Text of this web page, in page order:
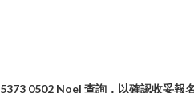
0502 Noel 查詢，以確認收妥報